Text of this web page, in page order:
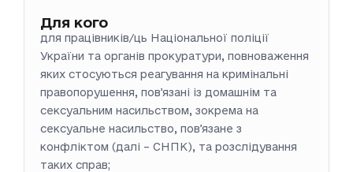
Для кого
для працівників/ць Національної поліції
України та органів прокуратури, повноваження
яких стосуються реагування на кримінальні
правопорушення, повʼязані із домашнім та
сексуальним насильством, зокрема на
сексуальне насильство, повʼязане з
конфліктом (далі – СНПК), та розслідування
таких справ;